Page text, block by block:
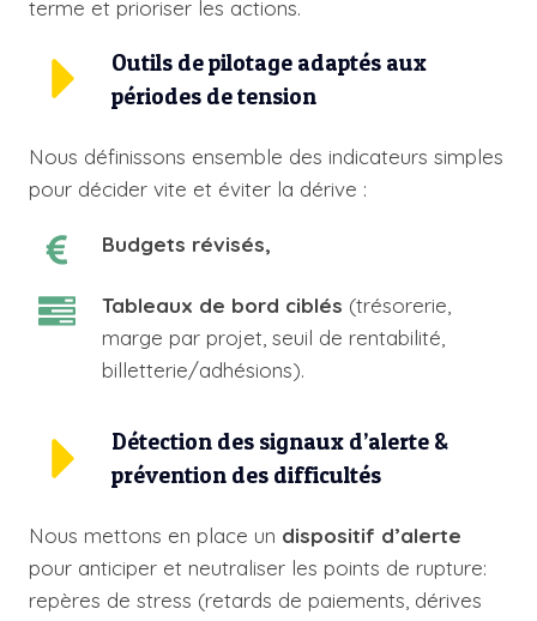
terme et prioriser les actions.
Outils de pilotage adaptés aux
périodes de tension
Nous définissons ensemble des indicateurs simples
pour décider vite et éviter la dérive :
Budgets révisés,
Tableaux de bord ciblés (trésorerie,
marge par projet, seuil de rentabilité,
billetterie/adhésions).
Détection des signaux d’alerte &
prévention des difficultés
Nous mettons en place un dispositif d’alerte
pour anticiper et neutraliser les points de rupture:
repères de stress (retards de paiements, dérives